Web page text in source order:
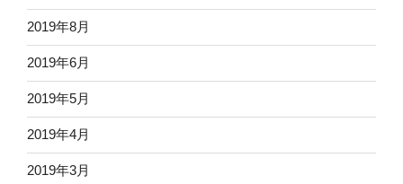
2019年8月
2019年6月
2019年5月
2019年4月
2019年3月